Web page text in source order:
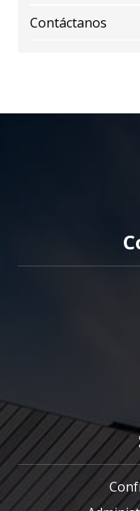
Contáctanos